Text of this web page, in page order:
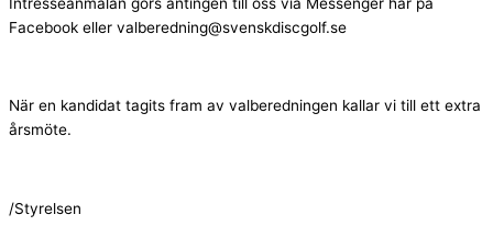
Facebook eller valberedning@svenskdiscgolf.se
När en kandidat tagits fram av valberedningen kallar vi till ett extra
årsmöte.
/Styrelsen